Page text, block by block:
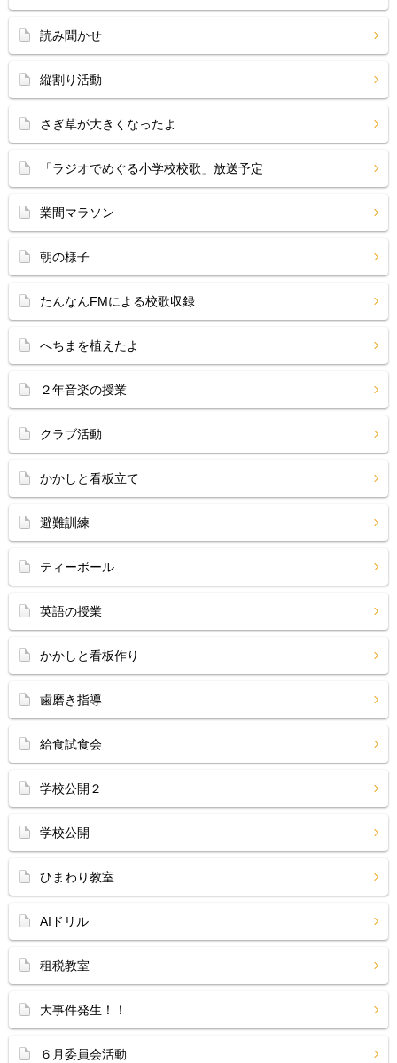
読み聞かせ
縦割り活動
さぎ草が大きくなったよ
「ラジオでめぐる小学校校歌」放送予定
業間マラソン
朝の様子
たんなんFMによる校歌収録
へちまを植えたよ
２年音楽の授業
クラブ活動
かかしと看板立て
避難訓練
ティーボール
英語の授業
かかしと看板作り
歯磨き指導
給食試食会
学校公開２
学校公開
ひまわり教室
AIドリル
租税教室
大事件発生！！
６月委員会活動